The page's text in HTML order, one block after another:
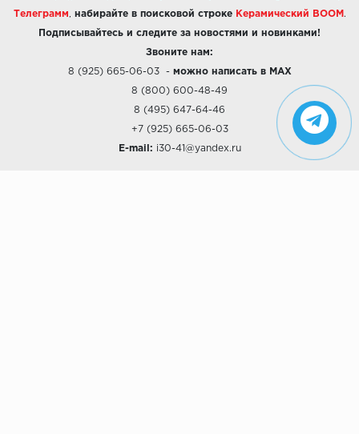
Телеграмм набирайте в поисковой строке Керамический BOOM .
Подписывайтесь и следите за новостями и новинками!
Звоните нам:
8 (925) 665-06-03- можно написать в MAX
8 (800) 600-48-49
8 (495) 647-64-46
+7 (925) 665-06-03
E-mail: i30-41@yandex.ru